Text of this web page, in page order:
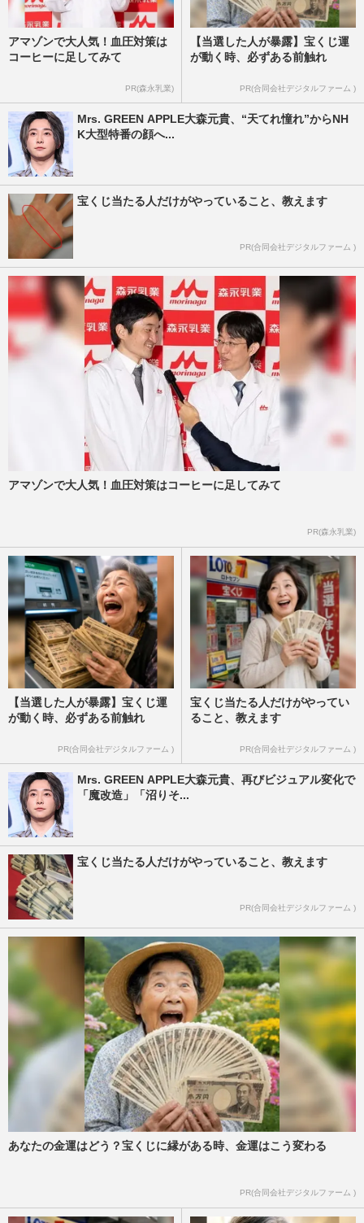
アマゾンで大人気！血圧対策は
コーヒーに足してみて
PR(森永乳業)
【当選した人が暴露】宝くじ運
が動く時、必ずある前触れ
PR(合同会社デジタルファーム )
Mrs. GREEN APPLE大森元貴、“天てれ憧れ”からNH
K大型特番の顔へ...
宝くじ当たる人だけがやっていること、教えます
PR(合同会社デジタルファーム )
アマゾンで大人気！血圧対策はコーヒーに足してみて
PR(森永乳業)
【当選した人が暴露】宝くじ運
が動く時、必ずある前触れ
PR(合同会社デジタルファーム )
宝くじ当たる人だけがやってい
ること、教えます
PR(合同会社デジタルファーム )
Mrs. GREEN APPLE大森元貴、再びビジュアル変化で
「魔改造」「沼りそ...
宝くじ当たる人だけがやっていること、教えます
PR(合同会社デジタルファーム )
あなたの金運はどう？宝くじに縁がある時、金運はこう変わる
PR(合同会社デジタルファーム )